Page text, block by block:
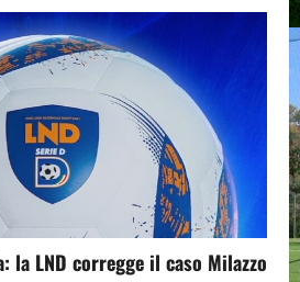
la LND corregge il caso Milazzo